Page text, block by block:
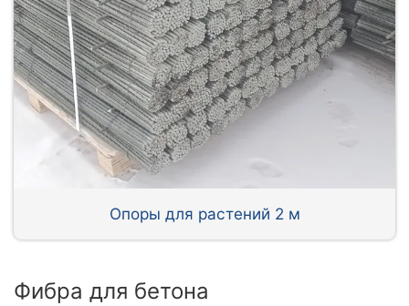
Опоры для растений 2 м
Фибра для бетона